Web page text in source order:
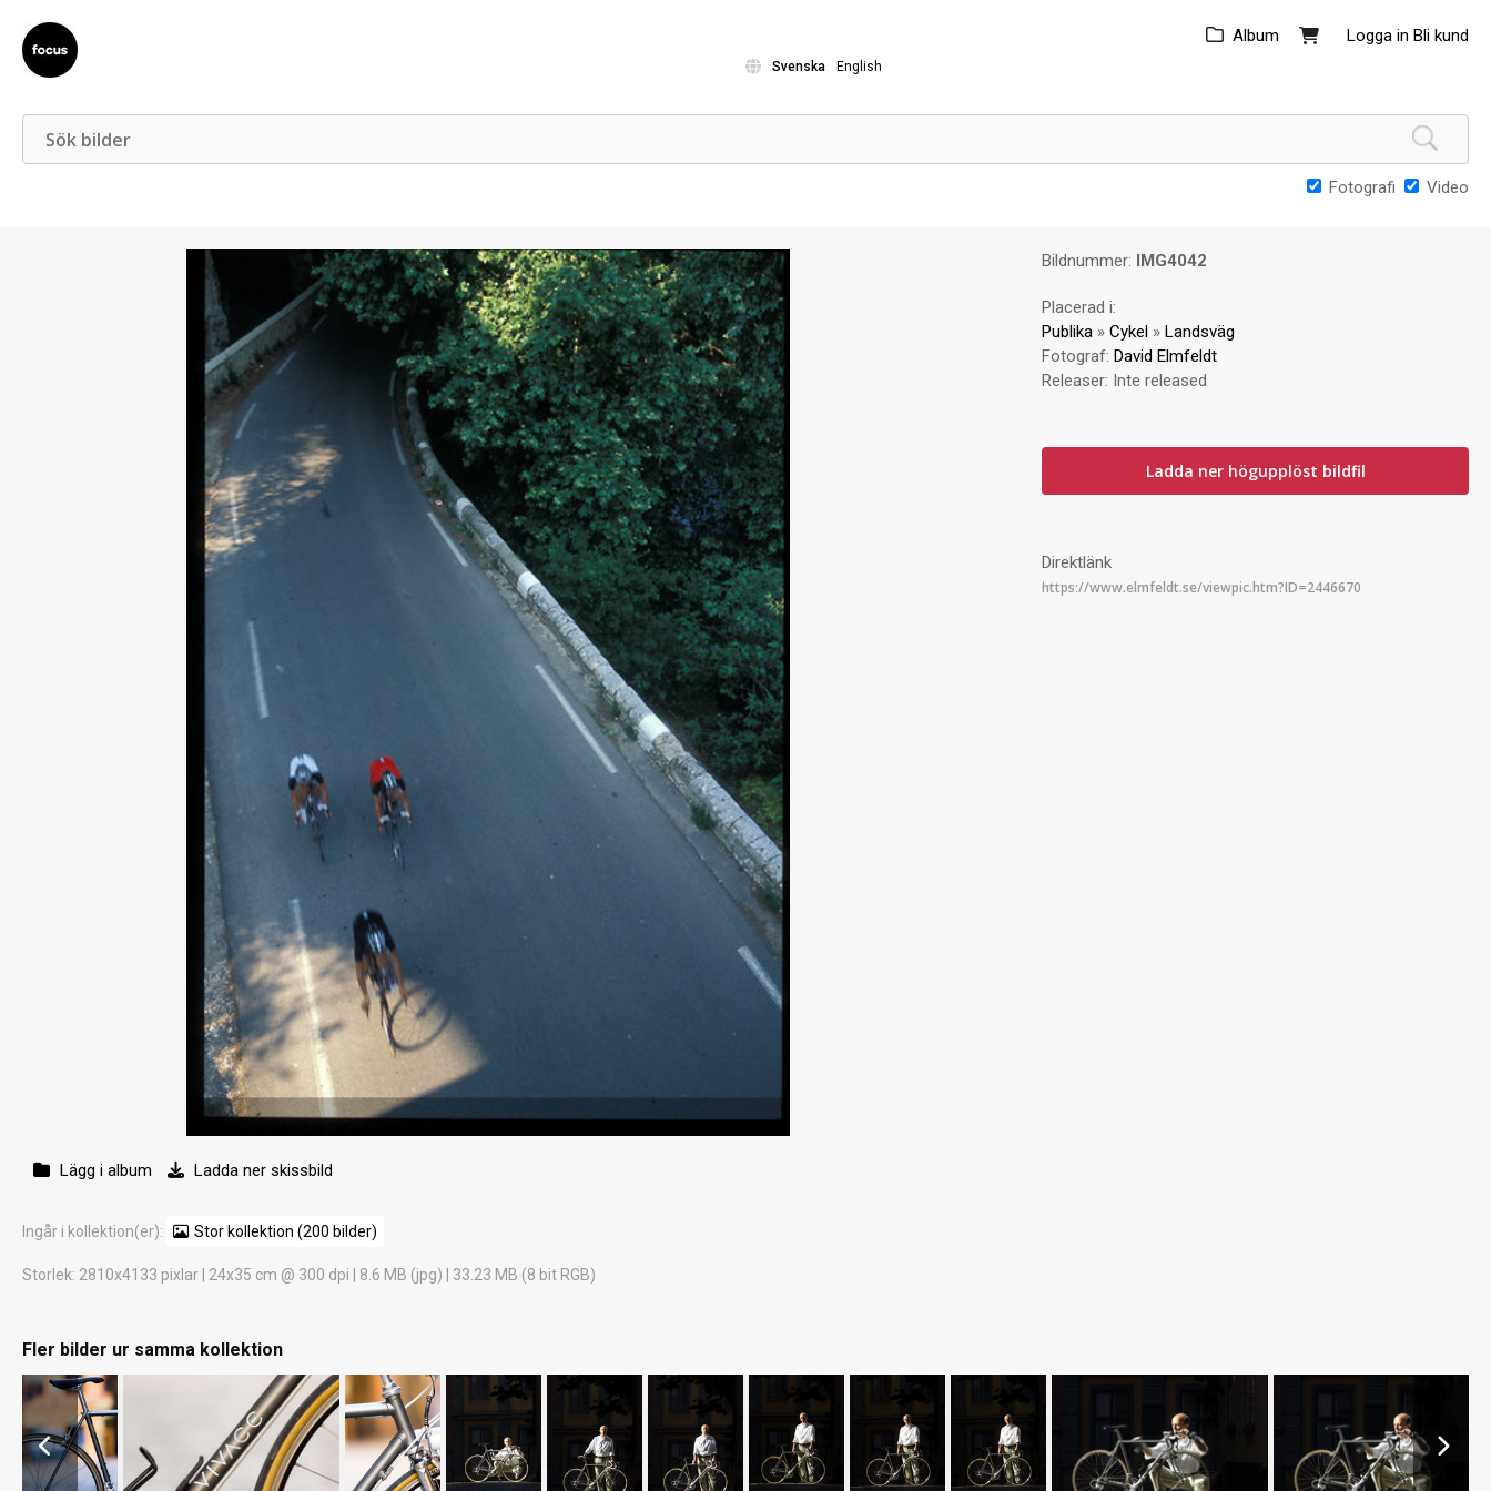
Logga in Bli kund
Album
Svenska English
Fotografi Video
Lägg i album Ladda ner skissbild
Ingår i kollektion(er): Stor kollektion (200 bilder)
Storlek: 2810x4133 pixlar | 24x35 cm @ 300 dpi | 8.6 MB (jpg) | 33.23 MB (8 bit RGB)
Bildnummer: IMG4042
Placerad i:
Publika »Cykel »Landsväg
Fotograf:David Elmfeldt
Releaser: Inte released
Ladda ner högupplöst bildfil
Direktlänk
Fler bilder ur samma kollektion